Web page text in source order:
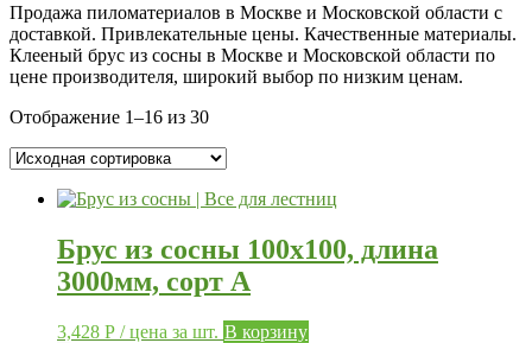
Продажа пиломатериалов в Москве и Московской области с
доставкой. Привлекательные цены. Качественные материалы.
Клееный брус из сосны в Москве и Московской области по
цене производителя, широкий выбор по низким ценам.
Отображение 1–16 из 30
Брус из сосны 100х100, длина
3000мм, сорт А
3,428 Р / цена за шт. В корзину